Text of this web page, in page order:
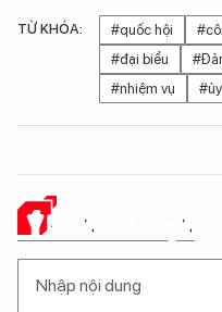
TỪ KHÓA: #quốc hội
#đại biểu
#nhiệm vụ
Ý KIẾN CỦA BẠN